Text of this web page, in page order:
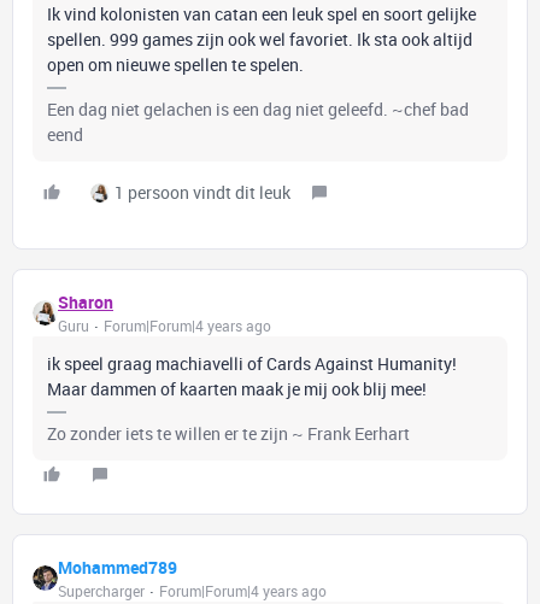
Ik vind kolonisten van catan een leuk spel en soort gelijke
spellen. 999 games zijn ook wel favoriet. Ik sta ook altijd
open om nieuwe spellen te spelen.
Een dag niet gelachen is een dag niet geleefd. ~chef bad
eend
1 persoon vindt dit leuk
Sharon
Guru Forum|Forum|4 years ago
ik speel graag machiavelli of Cards Against Humanity!
Maar dammen of kaarten maak je mij ook blij mee!
Zo zonder iets te willen er te zijn ~ Frank Eerhart
Mohammed789
Supercharger Forum|Forum|4 years ago